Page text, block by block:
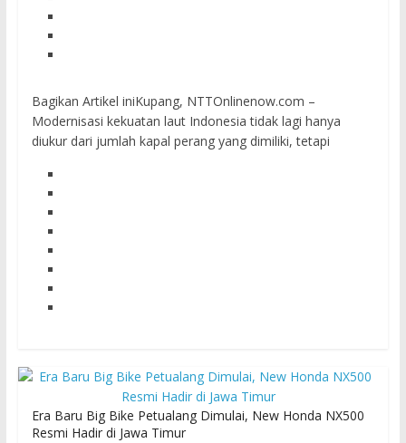
Bagikan Artikel iniKupang, NTTOnlinenow.com –
Modernisasi kekuatan laut Indonesia tidak lagi hanya
diukur dari jumlah kapal perang yang dimiliki, tetapi
Era Baru Big Bike Petualang Dimulai, New Honda NX500
Resmi Hadir di Jawa Timur